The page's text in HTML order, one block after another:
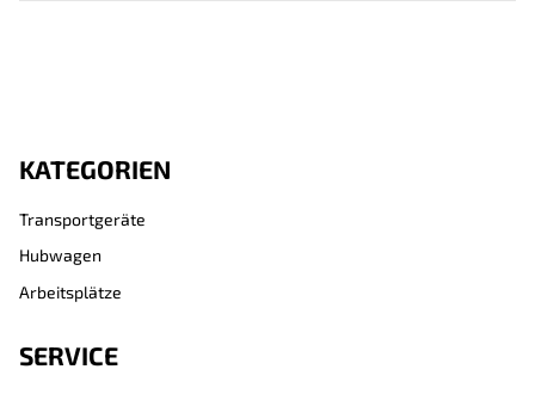
KATEGORIEN
Transportgeräte
Hubwagen
Arbeitsplätze
SERVICE